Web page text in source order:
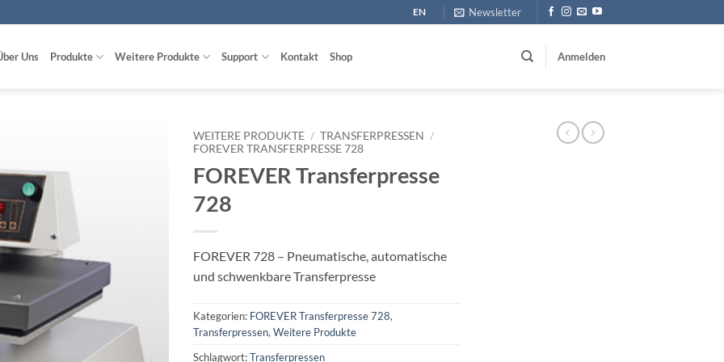
EN Newsletter
Uns Produkte Weitere Produkte Support Kontakt Shop Anmelden
WEITERE PRODUKTE / TRANSFERPRESSEN /
FOREVER TRANSFERPRESSE 728
FOREVER Transferpresse
728
FOREVER 728 – Pneumatische, automatische
und schwenkbare Transferpresse
Kategorien: FOREVER Transferpresse 728,
Transferpressen, Weitere Produkte
Schlagwort:Transferpressen